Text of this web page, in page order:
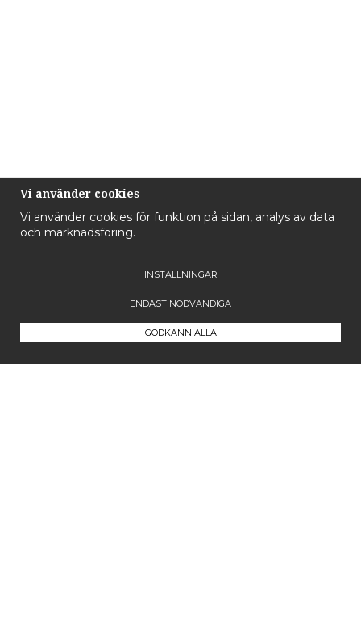
Vi använder cookies
Vi använder cookies för funktion på sidan, analys av data
och marknadsföring.
INSTÄLLNINGAR
ENDAST NÖDVÄNDIGA
GODKÄNN ALLA